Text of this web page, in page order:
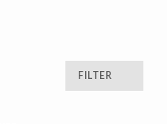
FILTER